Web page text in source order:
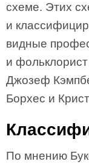
схеме. Этих
и
видные
и
Джозеф
Борхес и
По мнению